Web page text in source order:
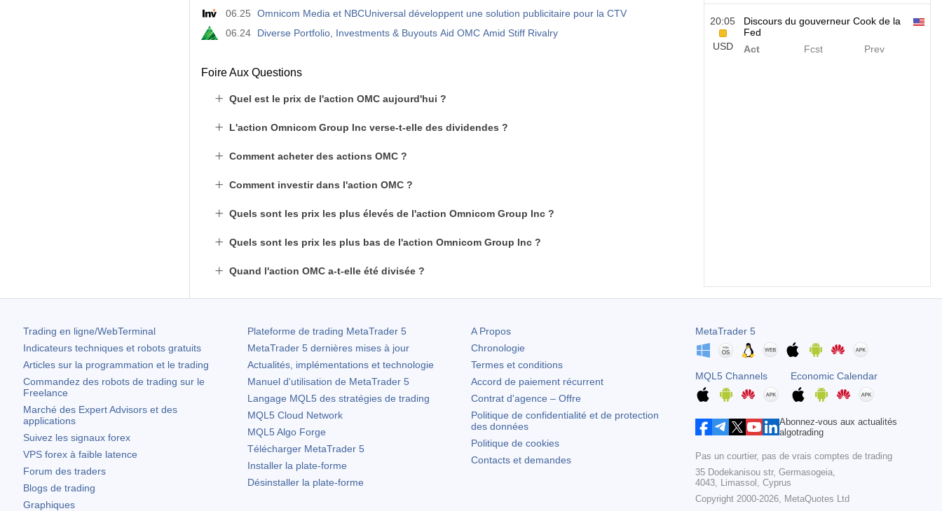
06.25
Omnicom Media et NBCUniversal développent une solution publicitaire pour la CTV
06.24
Diverse Portfolio, Investments & Buyouts Aid OMC Amid Stiff Rivalry
Foire Aux Questions
Quel est le prix de l'action OMC aujourd'hui ?
L'action Omnicom Group Inc verse-t-elle des dividendes ?
Comment acheter des actions OMC ?
Comment investir dans l'action OMC ?
Quels sont les prix les plus élevés de l'action Omnicom Group Inc ?
Quels sont les prix les plus bas de l'action Omnicom Group Inc ?
Quand l'action OMC a-t-elle été divisée ?
20:05
USD
Discours du gouverneur Cook de la
Fed
Act
Fcst Prev
Trading en ligne/WebTerminal
Indicateurs techniques et robots gratuits
Articles sur la programmation et le trading
Commandez des robots de trading sur le
Freelance
Marché des Expert Advisors et des
applications
Suivez les signaux forex
VPS forex à faible latence
Forum des traders
Blogs de trading
Graphiques
Plateforme de trading MetaTrader 5
MetaTrader 5dernières mises à jour
Actualités, implémentations et technologie
Manuel d'utilisation de MetaTrader 5
Langage MQL5 des stratégies de trading
MQL5 Cloud Network
MQL5 Algo Forge
Télécharger MetaTrader 5
Installer la plate-forme
Désinstaller la plate-forme
A Propos
Chronologie
Termes et conditions
Accord de paiement récurrent
Contrat d'agence – Offre
Politique de confidentialité et de protection
des données
Politique de cookies
Contacts et demandes
MetaTrader 5
MQL5 Channels Economic Calendar
Abonnez-vous aux actualités
algotrading
Pas un courtier, pas de vrais comptes de trading
35 Dodekanisou str, Germasogeia,
4043, Limassol, Cyprus
Copyright 2000-2026, MetaQuotes Ltd